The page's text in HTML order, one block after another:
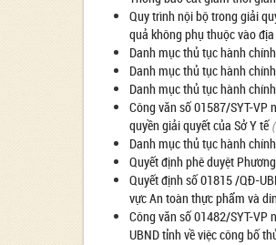
Quy trình nội bộ trong giải
quả không phụ thuộc vào
Danh mục thủ tục hành
Danh mục thủ tục hành
Danh mục thủ tục hành
Công văn số 01587/SYT-VP
quyền giải quyết của Sở Y tế
Danh mục thủ tục hành
Quyết định phê duyệt
Quyết định số 01815 /QĐ-
vực An toàn thực phẩm và
Công văn số 01482/SYT-
UBND tỉnh về việc công bố